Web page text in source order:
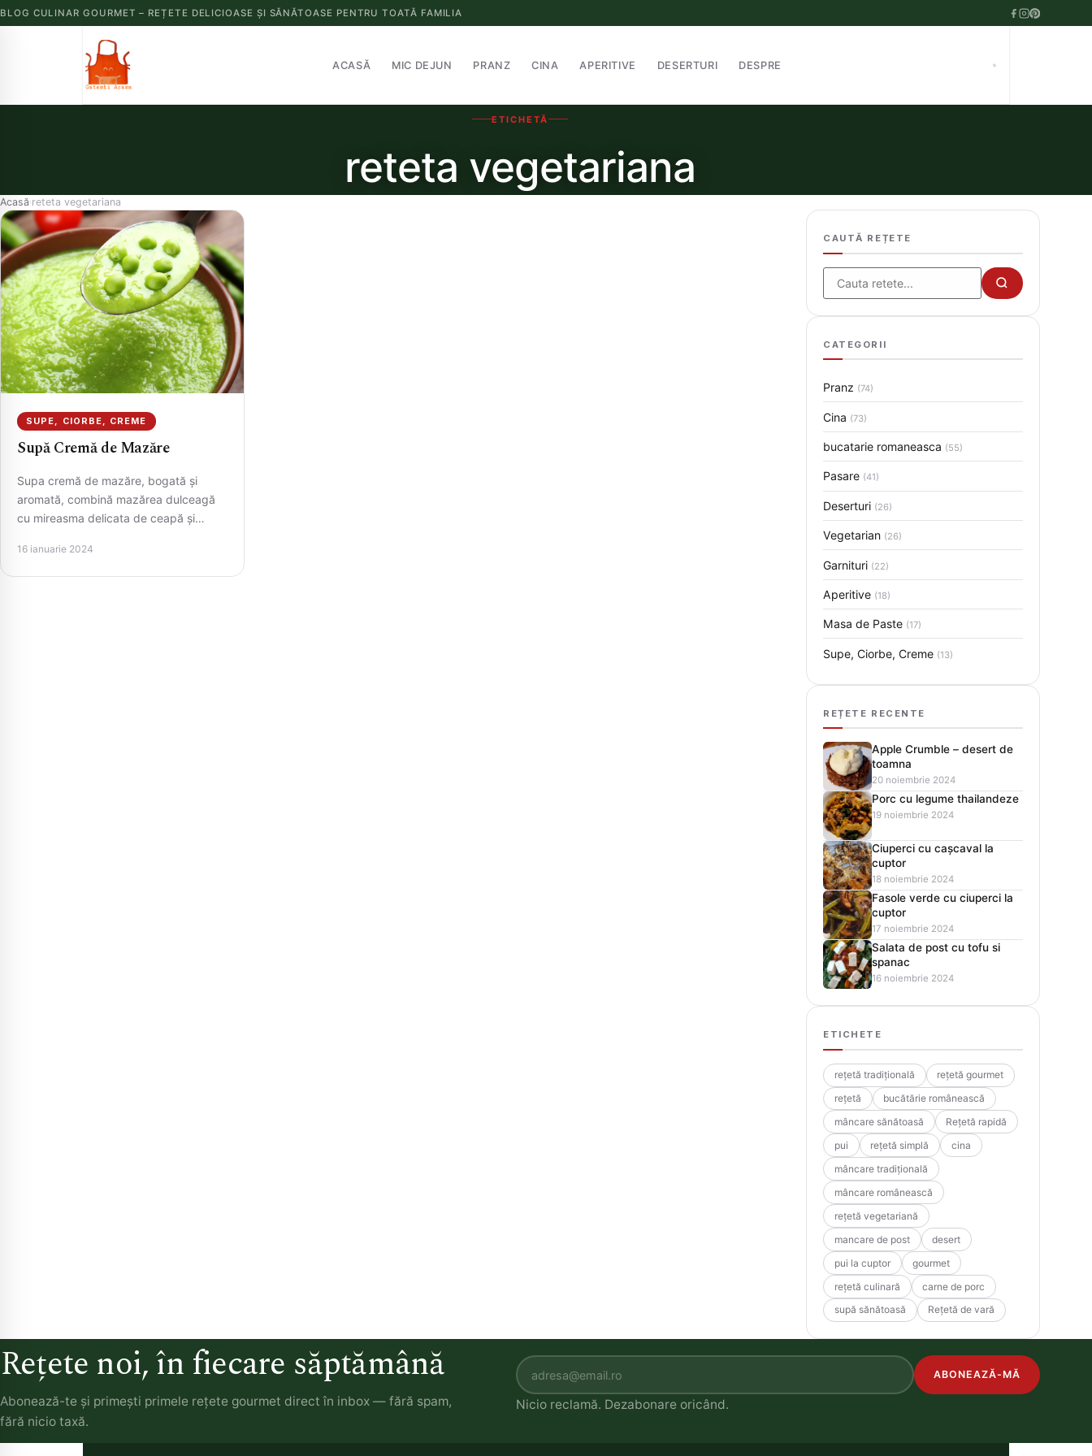
BLOG CULINAR GOURMET – REȚETE DELICIOASE ȘI SĂNĂTOASE PENTRU TOATĂ FAMILIA
ACASĂ MIC DEJUN PRANZ CINA APERITIVE DESERTURI DESPRE
ETICHETĂ
reteta vegetariana
Acasă›reteta vegetariana
SUPE, CIORBE, CREME
Supă Cremă de Mazăre
Supa cremă de mazăre, bogată și
aromată, combină mazărea dulceagă
cu mireasma delicata de ceapă și
obținută…
16 ianuarie 2024
CAUTĂ REȚETE
Cauta
CATEGORII
Pranz (74)
Cina (73)
bucatarie romaneasca (55)
Pasare (41)
Deserturi (26)
Vegetarian (26)
Garnituri (22)
Aperitive (18)
Masa de Paste (17)
Supe, Ciorbe, Creme (13)
REȚETE RECENTE
Apple Crumble – desert de
toamna
20 noiembrie 2024
Porc cu legume thailandeze
19 noiembrie 2024
Ciuperci cu cașcaval la
cuptor
18 noiembrie 2024
Fasole verde cu ciuperci la
cuptor
17 noiembrie 2024
Salata de post cu tofu si
spanac
16 noiembrie 2024
ETICHETE
rețetă tradițională
rețetă gourmet
rețetă
bucătărie românească
mâncare sănătoasă
Rețetă rapidă
pui
rețetă simplă
cina
mâncare tradițională
mâncare românească
rețetă vegetariană
mancare de post
desert
pui la cuptor
gourmet
rețetă culinară
carne de porc
supă sănătoasă
Rețetă de vară
Rețete noi, în fiecare săptămână
Abonează-te și primești primele rețete gourmet direct în inbox — fără spam,
fără nicio taxă.
ABONEAZĂ-MĂ
Nicio reclamă. Dezabonare oricând.